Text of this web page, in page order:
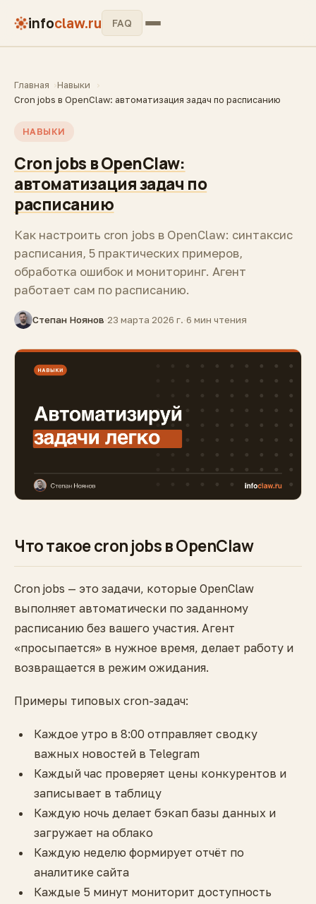
infoclaw.ru FAQ
Главная
Навыки
Cron jobs в OpenClaw: автоматизация задач по расписанию
НАВЫКИ
Cron jobs в OpenClaw:
автоматизация задач по
расписанию
Как настроить cron jobs в OpenClaw: синтаксис
расписания, 5 практических примеров,
обработка ошибок и мониторинг. Агент
работает сам по расписанию.
Степан Ноянов·23 марта 2026 г.·6 мин чтения
Что такое cron jobs в OpenClaw
Cron jobs — это задачи, которые OpenClaw
выполняет автоматически по заданному
расписанию без вашего участия. Агент
«просыпается» в нужное время, делает работу и
возвращается в режим ожидания.
Примеры типовых cron-задач:
Каждое утро в 8:00 отправляет сводку
важных новостей в Telegram
Каждый час проверяет цены конкурентов и
записывает в таблицу
Каждую ночь делает бэкап базы данных и
загружает на облако
Каждую неделю формирует отчёт по
аналитике сайта
Каждые 5 минут мониторит доступность